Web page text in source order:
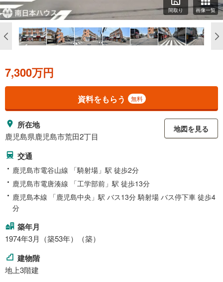
間取り 画像一覧
7,300万円
資料をもらう 無料
所在地
鹿児島県鹿児島市荒田2丁目
地図を見る
交通
鹿児島市電谷山線 「騎射場」駅 徒歩2分
鹿児島市電唐湊線 「工学部前」駅 徒歩13分
鹿児島本線 「鹿児島中央」駅 バス13分 騎射場 バス停下車 徒歩4
分
築年月
1974年3月（築53年）（築）
建物階
地上3階建